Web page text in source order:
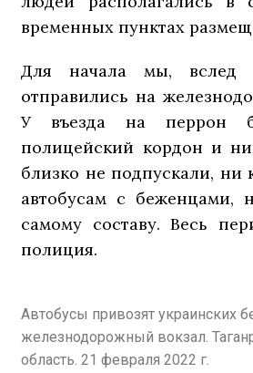
временных пунктах
Для начала мы, вслед
отправились на
У въезда на перрон
полицейский кордон и
близко не подпускали,
автобусам с беженцами,
самому составу. Весь
полиция.
Автобусы привозят украинских
железнодорожный вокзал.
область. 21 февраля 2022 г.